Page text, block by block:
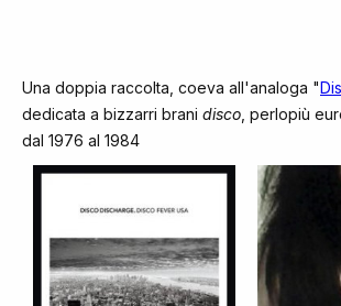
Una doppia raccolta, coeva all'analoga "
dedicata a bizzarri brani disco , perlopiù
dal 1976 al 1984